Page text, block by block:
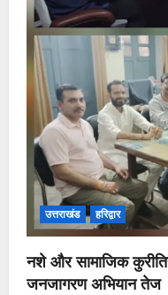
उत्तराखंड हरिद्वार
नशे और सामाजिक
जनजागरण अभियान तेज